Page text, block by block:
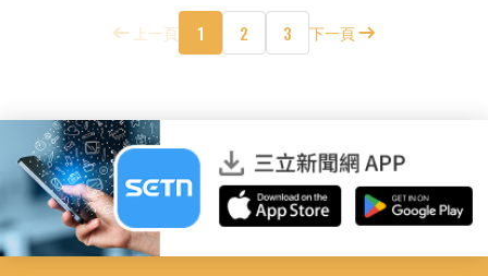
上一頁 1 2 3 下一頁